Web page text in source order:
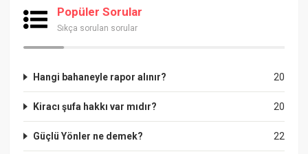
Popüler Sorular
Sıkça sorulan sorular
20
Hangi bahaneyle rapor alınır?
20
Kiracı şufa hakkı var mıdır?
22
Güçlü Yönler ne demek?